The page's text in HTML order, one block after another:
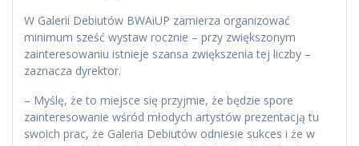
W Galerii Debiutów BWAiUP zamierza organizować
minimum sześć wystaw rocznie – przy zwiększonym
zainteresowaniu istnieje szansa zwiększenia tej liczby –
zaznacza dyrektor.
– Myślę, że to miejsce się przyjmie, że będzie spore
zainteresowanie wśród młodych artystów prezentacją tu
swoich prac, że Galeria Debiutów odniesie sukces i że w